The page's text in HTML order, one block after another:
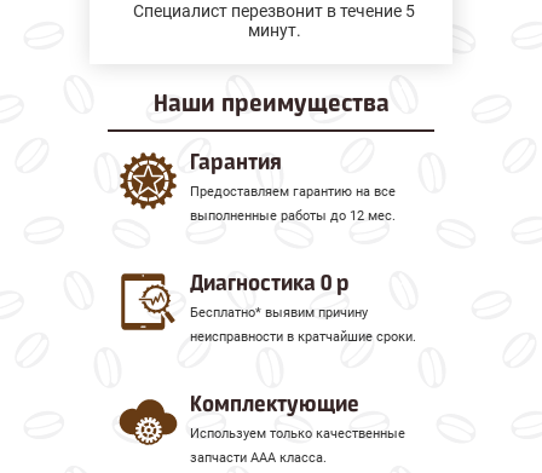
Специалист перезвонит в течение 5
минут.
Наши преимущества
Гарантия
Предоставляем гарантию на все
выполненные работы до 12 мес.
Диагностика 0 р
Бесплатно* выявим причину
неисправности в кратчайшие сроки.
Комплектующие
Используем только качественные
запчасти ААА класса.